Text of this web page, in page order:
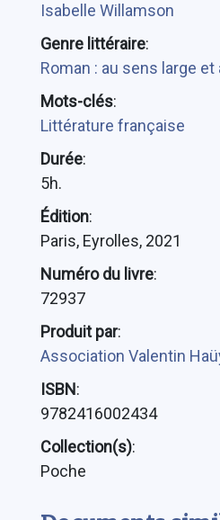
Isabelle Willamson
Genre littéraire:
Roman : au sens large
Mots-clés:
Littérature française
Durée:
5h.
Édition:
Paris, Eyrolles, 2021
Numéro du livre:
72937
Produit par:
Association Valentin
ISBN:
9782416002434
Collection(s):
Poche